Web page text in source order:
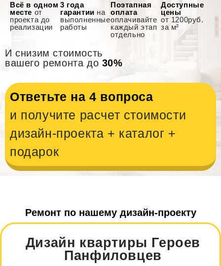
Всё в одном
месте от
проекта до
реализации
3 года
гарантии на
выполненные
работы
Поэтапная
оплата
оплачивайте
каждый этап
отдельно
Доступные
цены
от 1200руб.
за м²
И снизим стоимость
вашего ремонта до 30%
Ответьте на 4 вопроса
и получите расчет стоимости
дизайн-проекта + каталог +
подарок
Ремонт по нашему дизайн-проекту
Дизайн квартиры Героев
Панфиловцев